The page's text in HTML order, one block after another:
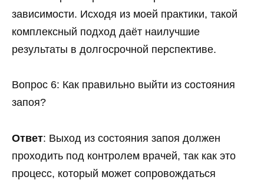
зависимости. Исходя из моей практики, такой
комплексный подход даёт наилучшие
результаты в долгосрочной перспективе.
Вопрос 6: Как правильно выйти из состояния
запоя?
Ответ: Выход из состояния запоя должен
проходить под контролем врачей, так как это
процесс, который может сопровождаться